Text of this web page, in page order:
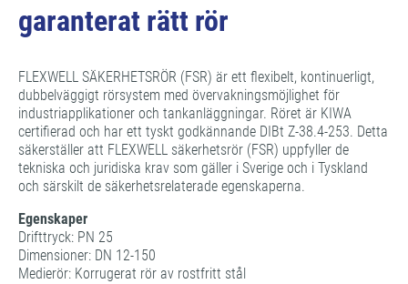
garanterat rätt rör
FLEXWELL SÄKERHETSRÖR (FSR) är ett flexibelt, kontinuerligt,
dubbelväggigt rörsystem med övervakningsmöjlighet för
industriapplikationer och tankanläggningar. Röret är KIWA
certifierad och har ett tyskt godkännande DIBt Z-38.4-253. Detta
säkerställer att FLEXWELL säkerhetsrör (FSR) uppfyller de
tekniska och juridiska krav som gäller i Sverige och i Tyskland
och särskilt de säkerhetsrelaterade egenskaperna.
Egenskaper
Drifttryck: PN 25
Dimensioner: DN 12-150
Medierör: Korrugerat rör av rostfritt stål